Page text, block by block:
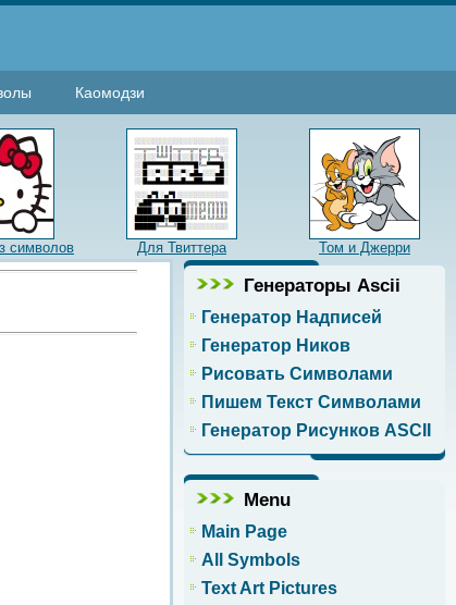
Каомодзи
символов Для Твиттера Том и Джерри
Генераторы Ascii
Генератор Надписей
Генератор Ников
Рисовать Символами
Пишем Текст Символами
Генератор Рисунков ASCII
Menu
Main Page
All Symbols
Text Art Pictures